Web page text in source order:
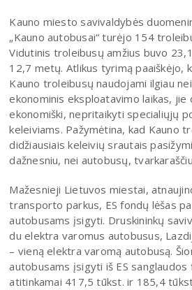
Kauno miesto savivaldybės
„Kauno autobusai“ turėjo 154
Vidutinis troleibusų amžius buvo
12,7 metų. Atlikus tyrimą paaiškėjo,
Kauno troleibusų naudojami ilgiau
ekonominis eksploatavimo laikas, jie
ekonomiški, nepritaikyti specialiųjų
keleiviams. Pažymėtina, kad Kauno
didžiausiais keleivių srautais
dažnesniu, nei autobusų,
Mažesnieji Lietuvos miestai,
transporto parkus, ES fondų lėšas
autobusams įsigyti. Druskininkų
du elektra varomus autobusus,
– vieną elektra varomą autobusą.
autobusams įsigyti iš ES
atitinkamai 417,5 tūkst. ir 185,4